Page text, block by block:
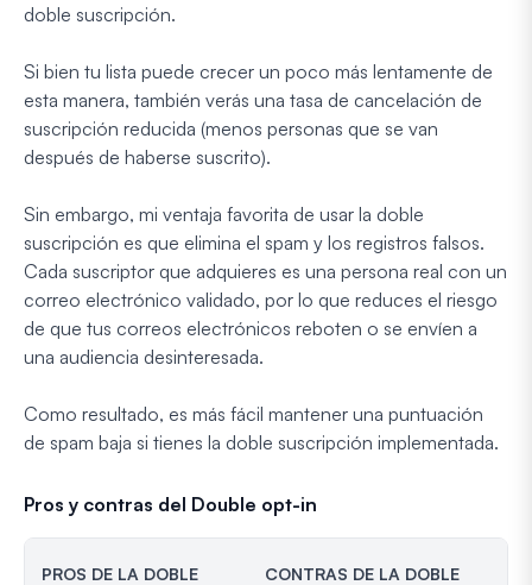
doble suscripción.
Si bien tu lista puede crecer un poco más lentamente de
esta manera, también verás una tasa de cancelación de
suscripción reducida (menos personas que se van
después de haberse suscrito).
Sin embargo, mi ventaja favorita de usar la doble
suscripción es que elimina el spam y los registros falsos.
Cada suscriptor que adquieres es una persona real con un
correo electrónico validado, por lo que reduces el riesgo
de que tus correos electrónicos reboten o se envíen a
una audiencia desinteresada.
Como resultado, es más fácil mantener una puntuación
de spam baja si tienes la doble suscripción implementada.
Pros y contras del Double opt-in
PROS DE LA DOBLE
CONTRAS DE LA DOBLE